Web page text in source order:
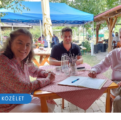
KÖZÉLET